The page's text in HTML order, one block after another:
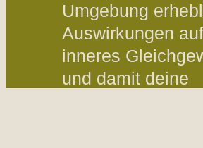
Umgebung
Auswirkungen
inneres
und damit deine